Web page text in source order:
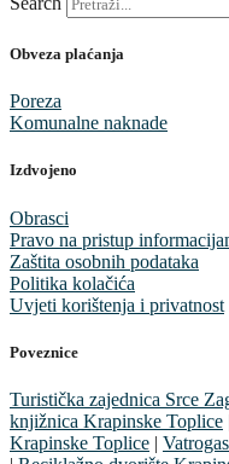
Obveza plaćanja
Poreza
Komunalne naknade
Izdvojeno
Obrasci
Pravo na pristup
Zaštita osobnih podataka
Politika kolačića
Uvjeti korištenja i privatnost
Poveznice
Turistička zajednica Srce
knjižnica Krapinske Toplice
Krapinske Toplice |